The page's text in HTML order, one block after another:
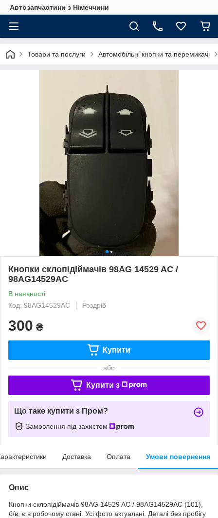
Автозапчастини з Німеччини
Товари та послуги Автомобільні кнопки та перемикачі
Кнопки склопідіймачів 98AG 14529 AC /
98AG14529AC
В наявності
Код: 98AG14529AC
Роздріб
300 ₴
Купити
або
Купити з
Що таке купити з Пром?
Замовлення під захистом
Доставка Оплата Умови повернення
Опис
Кнопки склопідіймачів 98AG 14529 AC / 98AG14529AC (101),
б/в, є в робочому стані. Усі фото актуальні. Деталі без пробігу